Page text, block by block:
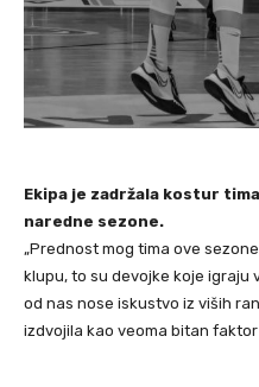
Ekipa je zadržala kostur
naredne sezone.
„Prednost mog tima ove
klupu, to su devojke koje igraju
od nas nose iskustvo iz viših
izdvojila kao veoma bitan